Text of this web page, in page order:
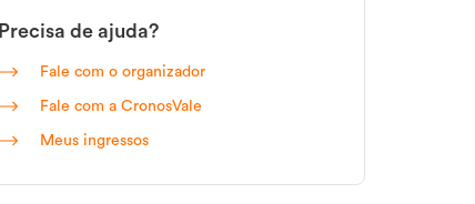
Precisa de ajuda?
Fale com o organizador
Fale com a CronosVale
Meus ingressos